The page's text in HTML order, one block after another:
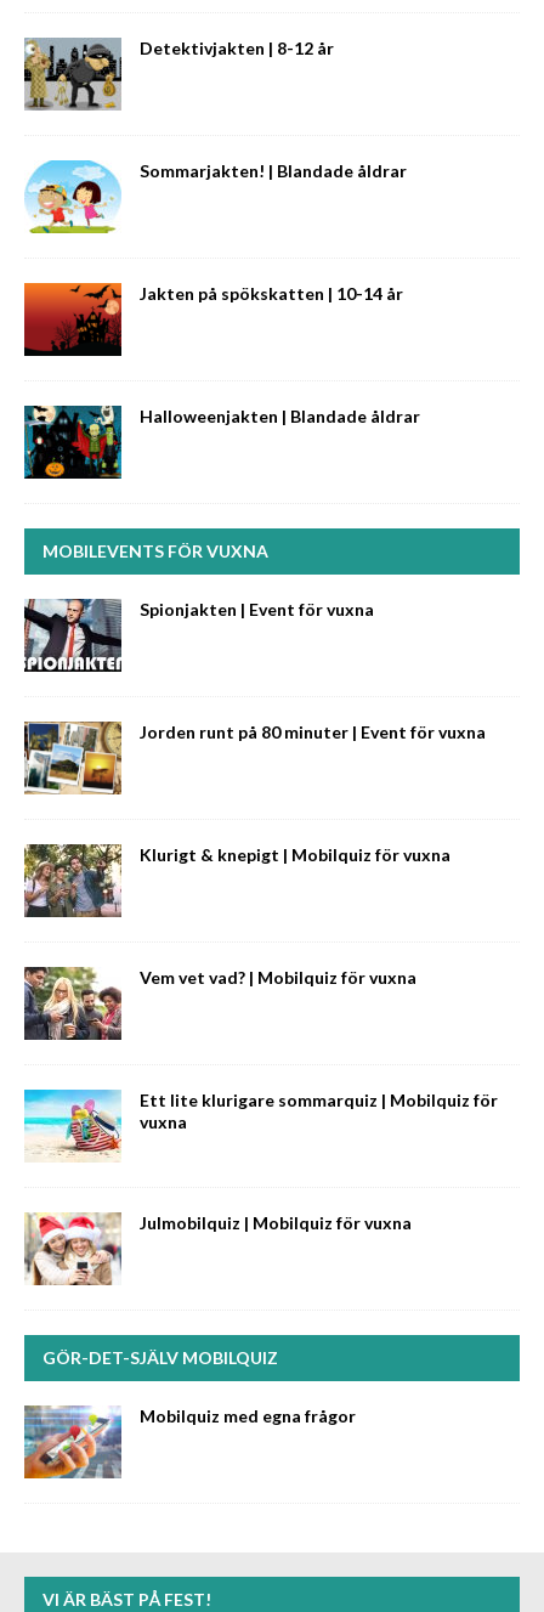
Detektivjakten | 8-12 år
Sommarjakten! | Blandade åldrar
Jakten på spökskatten | 10-14 år
Halloweenjakten | Blandade åldrar
MOBILEVENTS FÖR VUXNA
Spionjakten | Event för vuxna
Jorden runt på 80 minuter | Event för vuxna
Klurigt & knepigt | Mobilquiz för vuxna
Vem vet vad? | Mobilquiz för vuxna
Ett lite klurigare sommarquiz | Mobilquiz för
vuxna
Julmobilquiz | Mobilquiz för vuxna
GÖR-DET-SJÄLV MOBILQUIZ
Mobilquiz med egna frågor
VI ÄR BÄST PÅ FEST!